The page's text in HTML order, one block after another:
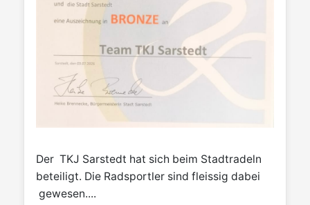
Der TKJ Sarstedt hat sich beim Stadtradeln
beteiligt. Die Radsportler sind fleissig dabei
gewesen....